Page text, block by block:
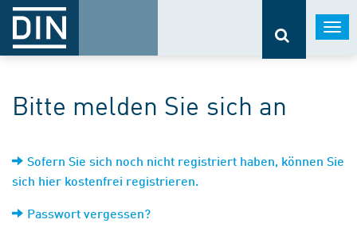
Bitte melden Sie sich an
Sofern Sie sich noch nicht registriert haben, können Sie
sich hier kostenfrei registrieren.
Passwort vergessen?